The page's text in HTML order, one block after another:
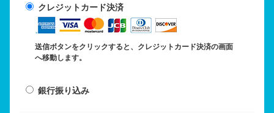
クレジットカード決済
送信ボタンをクリックすると、クレジットカード決済の画面
へ移動します。
銀行振り込み